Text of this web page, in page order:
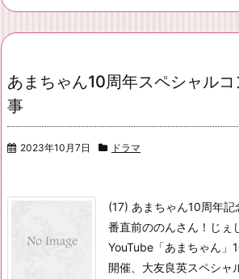
あまちゃん10周年スペシャル
事
2023年10月7日 ドラマ
(17) あまちゃん10周年
番直前ののんさん！じぇ
YouTube 「あまちゃん
開催、大友良英スペシャ